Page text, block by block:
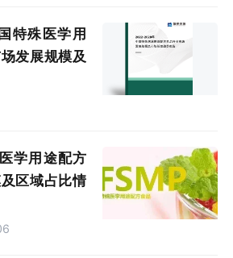
特殊医学用
发展规模及
学用途配方
区域占比情